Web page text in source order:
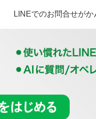
LINEでのお問合せがか